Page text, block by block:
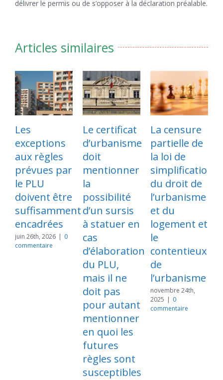
délivrer le permis ou de s’opposer à la déclaration préalable.
Articles similaires
règles
par
être
2026 | 0
Le certificat
d’urbanisme
doit
mentionner
possibilité
d’un sursis
à statuer en
cas
d’élaboration
du PLU,
mais il ne
doit pas
pour autant
mentionner
en quoi les
futures
règles sont
susceptibles
La censure
partielle de
la loi de
simplification
du droit de
l’urbanisme
et du
logement et
contentieux
l’urbanisme
novembre 24th,
0
commentaire
de
du
de
novembre